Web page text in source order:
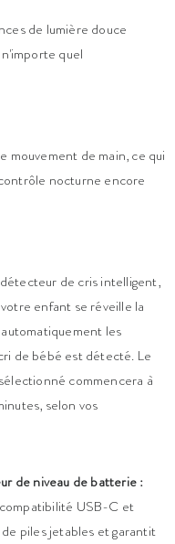
de lumière douce
quel
mouvement de main, ce qui
nocturne encore
de cris intelligent,
enfant se réveille la
les
de bébé est détecté. Le
commencera à
selon vos
de niveau de batterie :
USB-C et
piles jetables et garantit